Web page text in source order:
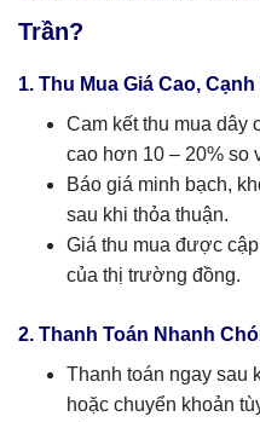
Trần?
1. Thu Mua Giá Cao,
Cam kết thu mua dây
cao hơn 10 – 20% so
Báo giá minh bạch,
sau khi thỏa thuận.
Giá thu mua được
của thị trường đồng.
2. Thanh Toán Nhanh
Thanh toán ngay sau
hoặc chuyển khoản